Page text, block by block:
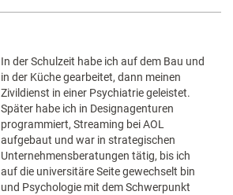
In der Schulzeit habe ich auf dem Bau und
in der Küche gearbeitet, dann meinen
Zivildienst in einer Psychiatrie geleistet.
Später habe ich in Designagenturen
programmiert, Streaming bei AOL
aufgebaut und war in strategischen
Unternehmensberatungen tätig, bis ich
auf die universitäre Seite gewechselt bin
und Psychologie mit dem Schwerpunkt